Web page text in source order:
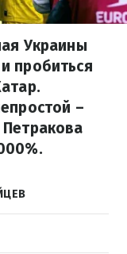
Украины
пробиться
–